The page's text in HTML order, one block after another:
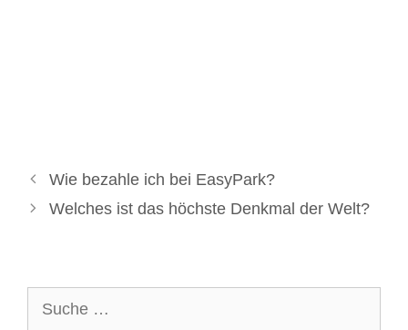
Wie bezahle ich bei EasyPark?
Welches ist das höchste Denkmal der Welt?
nach: